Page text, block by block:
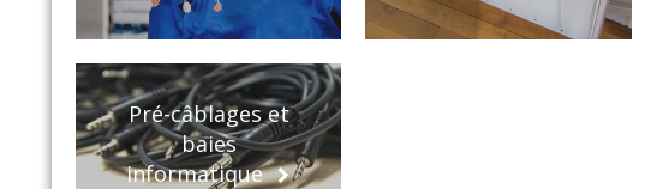
Pré-câblages et
baies
informatique